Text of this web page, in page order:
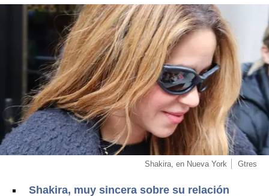
Shakira, en Nueva York Gtres
Shakira, muy sincera sobre su relación